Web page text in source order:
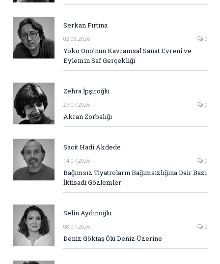
Serkan Fırtına
02.08.2026 0
Yoko Ono’nun Kavramsal Sanat Evreni ve
Eylemin Saf Gerçekliği
Zehra İpşiroğlu
27.07.2026 0
Akran Zorbalığı
Sacit Hadi Akdede
14.07.2026 0
Bağımsız Tiyatroların Bağımsızlığına Dair Bazı
İktisadi Gözlemler
Selin Aydınoğlu
08.07.2026 2
Deniz Göktaş Ölü Deniz Üzerine